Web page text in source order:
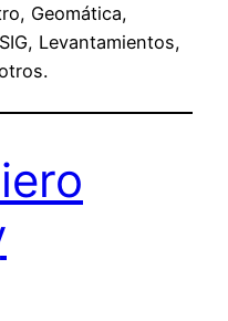
Geomática,
Levantamientos,